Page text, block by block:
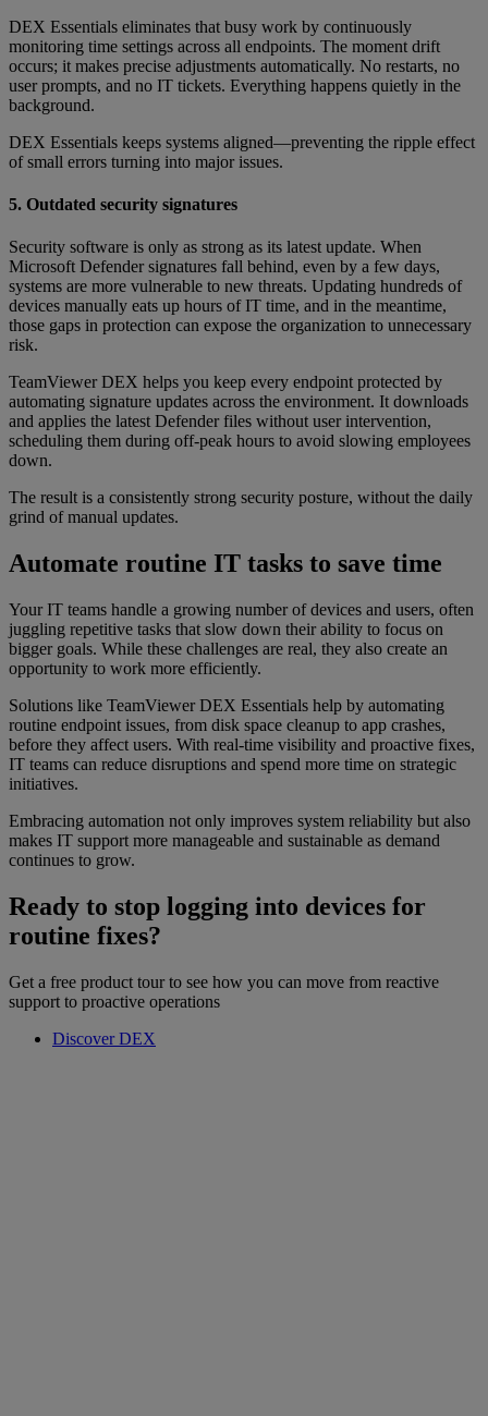
DEX Essentials eliminates that busy work by continuously
monitoring time settings across all endpoints. The moment drift
occurs; it makes precise adjustments automatically. No restarts, no
user prompts, and no IT tickets. Everything happens quietly in the
background.
DEX Essentials keeps systems aligned—preventing the ripple effect
of small errors turning into major issues.
5. Outdated security signatures
Security software is only as strong as its latest update. When
Microsoft Defender signatures fall behind, even by a few days,
systems are more vulnerable to new threats. Updating hundreds of
devices manually eats up hours of IT time, and in the meantime,
those gaps in protection can expose the organization to unnecessary
risk.
TeamViewer DEX helps you keep every endpoint protected by
automating signature updates across the environment. It downloads
and applies the latest Defender files without user intervention,
scheduling them during off-peak hours to avoid slowing employees
down.
The result is a consistently strong security posture, without the daily
grind of manual updates.
Automate routine IT tasks to save time
Your IT teams handle a growing number of devices and users, often
juggling repetitive tasks that slow down their ability to focus on
bigger goals. While these challenges are real, they also create an
opportunity to work more efficiently.
Solutions like TeamViewer DEX Essentials help by automating
routine endpoint issues, from disk space cleanup to app crashes,
before they affect users. With real-time visibility and proactive fixes,
IT teams can reduce disruptions and spend more time on strategic
initiatives.
Embracing automation not only improves system reliability but also
makes IT support more manageable and sustainable as demand
continues to grow.
Ready to stop logging into devices for
routine fixes?
Get a free product tour to see how you can move from reactive
support to proactive operations
Discover DEX